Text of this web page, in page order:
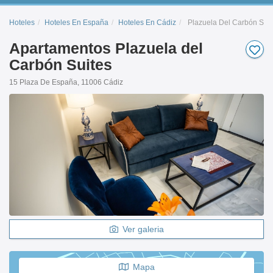
Hoteles Hoteles En España Hoteles En Cádiz Plazuela Del Carbón
Apartamentos Plazuela del
Carbón Suites
15 Plaza De España, 11006 Cádiz
Ver galeria
Mapa